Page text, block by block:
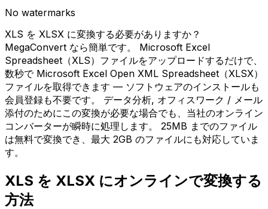
No watermarks
XLS を XLSX に変換する必要がありますか？
MegaConvert なら簡単です。 Microsoft Excel
Spreadsheet（XLS）ファイルをアップロードするだけで、
数秒で Microsoft Excel Open XML Spreadsheet（XLSX）
ファイルを取得できます — ソフトウェアのインストールも
会員登録も不要です。 データ分析, オフィスワーク / メール
添付のためにこの変換が必要な場合でも、当社のオンライン
コンバーターが瞬時に処理します。 25MB までのファイル
は無料で変換でき、最大 2GB のファイルにも対応していま
す。
XLS を XLSX にオンラインで変換する
方法